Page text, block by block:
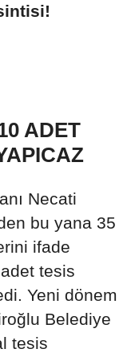
ADET
Necati
bu yana 35
ifade
tesis
Yeni dönem
Belediye
tesis